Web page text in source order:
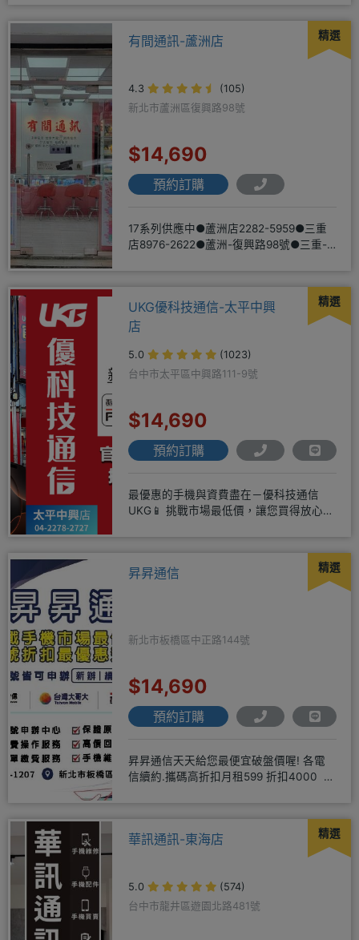
精選
有間通訊-蘆洲店
4.3
(105)
新北市蘆洲區復興路98號
$14,690
預約訂購
17系列供應中●蘆洲店2282-5959●三重
店8976-2622●蘆洲-復興路98號●三重-
精選
UKG優科技通信-太平中興
店
5.0
(1023)
台中市太平區中興路111-9號
$14,690
預約訂購
最優惠的手機與資費盡在－優科技通信
UKG📱 挑戰市場最低價，讓您買得放心又
精選
昇昇通信
新北市板橋區中正路144號
$14,690
預約訂購
昇昇通信天天給您最便宜破盤價喔! 各電
信續約.攜碼高折扣月租599 折扣4000 月
精選
華訊通訊-東海店
5.0
(574)
台中市龍井區遊園北路481號